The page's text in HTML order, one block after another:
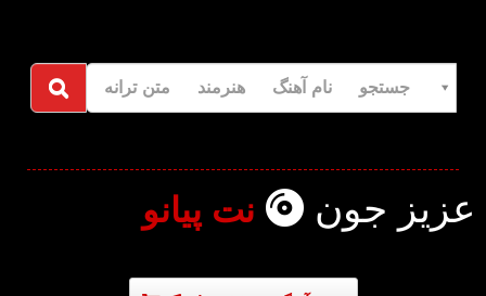
جستجو نام آهنگ هنرمند متن ترانه
عزیز جون نت پیانو